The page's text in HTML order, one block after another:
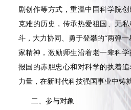
剧创作等方式，重温中国科学院
克难的历史，传承热爱祖国、无
斗，大力协同、勇于登攀的“两弹
家精神，激励师生沿着老一辈科
报国的赤胆忠心和对科学的执着
力量，在新时代科技强国事业中铸
二、参与对象